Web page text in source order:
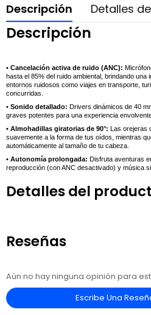
Descripción Detalles
Descripción
• Cancelación activa de ruido (ANC):
hasta el 85% del ruido ambiental, brindando una
entornos ruidosos como viajes en transporte,
concurridas.
• Sonido detallado: Drivers dinámicos de 40
graves potentes para una experiencia
• Almohadillas giratorias de 90°: Las orejeras
suavemente a la forma de tus oídos, mientras
automáticamente al tamaño de tu cabeza.
• Autonomía prolongada: Disfruta aventuras
reproducción (con ANC desactivado) y música
Detalles del
Reseñas
Aún no hay ninguna opinión para
Escribe Una